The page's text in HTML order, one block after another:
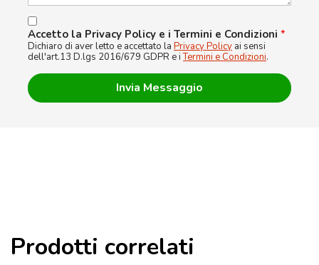
Accetto la Privacy Policy e i Termini e Condizioni *
Dichiaro di aver letto e accettato la Privacy Policy ai sensi
dell'art.13 D.lgs 2016/679 GDPR e iTermini e Condizioni.
Prodotti correlati